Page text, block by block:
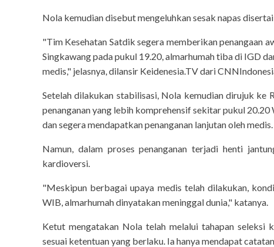
Nola kemudian disebut mengeluhkan sesak napas
"Tim Kesehatan Satdik segera memberikan penangaan
Singkawang pada pukul 19.20, almarhumah tiba di IGD
medis," jelasnya, dilansir Keidenesia.TV dari
Setelah dilakukan stabilisasi, Nola kemudian dirujuk ke
penanganan yang lebih komprehensif sekitar pukul
dan segera mendapatkan penanganan lanjutan oleh medis.
Namun, dalam proses penanganan terjadi henti
kardioversi.
"Meskipun berbagai upaya medis telah dilakukan,
WIB, almarhumah dinyatakan meninggal dunia," katanya.
Ketut mengatakan Nola telah melalui tahapan seleksi
sesuai ketentuan yang berlaku. Ia hanya mendapat
check-up
5 Sayuran yang
Batuk